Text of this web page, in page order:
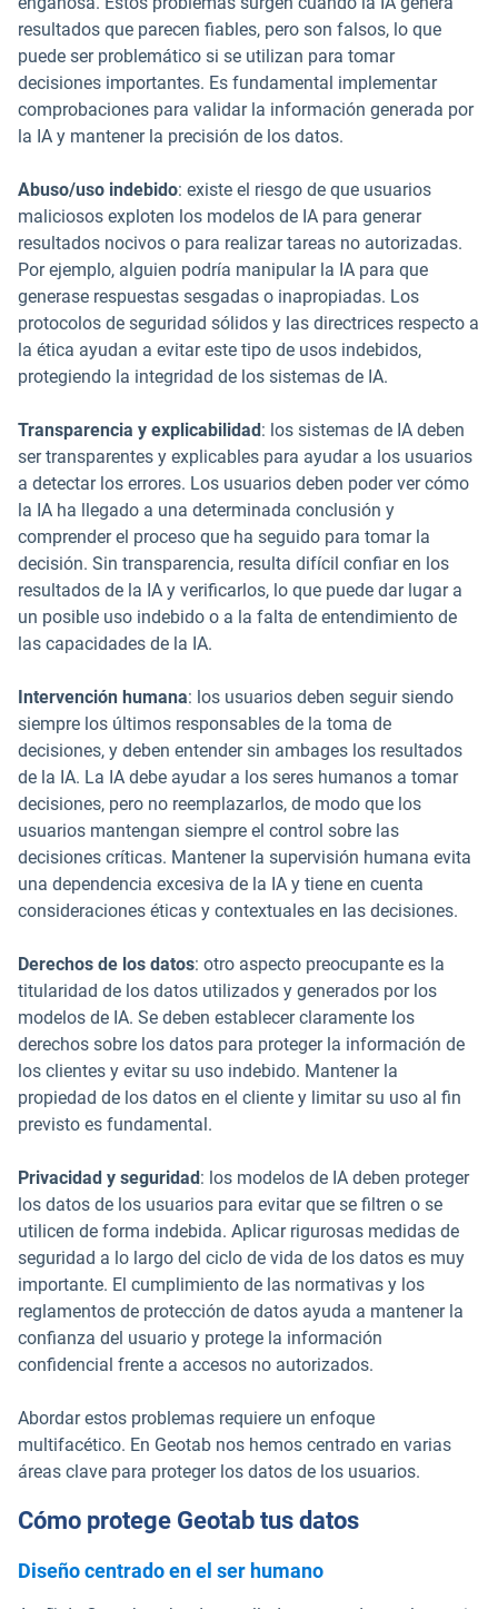
resultados que parecen fiables, pero son falsos, lo que
puede ser problemático si se utilizan para tomar
decisiones importantes. Es fundamental implementar
comprobaciones para validar la información generada por
la IA y mantener la precisión de los datos.
Abuso/uso indebido: existe el riesgo de que usuarios
maliciosos exploten los modelos de IA para generar
resultados nocivos o para realizar tareas no autorizadas.
Por ejemplo, alguien podría manipular la IA para que
generase respuestas sesgadas o inapropiadas. Los
protocolos de seguridad sólidos y las directrices respecto a
la ética ayudan a evitar este tipo de usos indebidos,
protegiendo la integridad de los sistemas de IA.
Transparencia y explicabilidad : los sistemas de IA deben
ser transparentes y explicables para ayudar a los usuarios
a detectar los errores. Los usuarios deben poder ver cómo
la IA ha llegado a una determinada conclusión y
comprender el proceso que ha seguido para tomar la
decisión. Sin transparencia, resulta difícil confiar en los
resultados de la IA y verificarlos, lo que puede dar lugar a
un posible uso indebido o a la falta de entendimiento de
las capacidades de la IA.
Intervención humana: los usuarios deben seguir siendo
siempre los últimos responsables de la toma de
decisiones, y deben entender sin ambages los resultados
de la IA. La IA debe ayudar a los seres humanos a tomar
decisiones, pero no reemplazarlos, de modo que los
usuarios mantengan siempre el control sobre las
decisiones críticas. Mantener la supervisión humana evita
una dependencia excesiva de la IA y tiene en cuenta
consideraciones éticas y contextuales en las decisiones.
Derechos de los datos: otro aspecto preocupante es la
titularidad de los datos utilizados y generados por los
modelos de IA. Se deben establecer claramente los
derechos sobre los datos para proteger la información de
los clientes y evitar su uso indebido. Mantener la
propiedad de los datos en el cliente y limitar su uso al fin
previsto es fundamental.
Privacidad y seguridad : los modelos de IA deben proteger
los datos de los usuarios para evitar que se filtren o se
utilicen de forma indebida. Aplicar rigurosas medidas de
seguridad a lo largo del ciclo de vida de los datos es muy
importante. El cumplimiento de las normativas y los
reglamentos de protección de datos ayuda a mantener la
confianza del usuario y protege la información
confidencial frente a accesos no autorizados.
Abordar estos problemas requiere un enfoque
multifacético. En Geotab nos hemos centrado en varias
áreas clave para proteger los datos de los usuarios.
Cómo protege Geotab tus datos
Diseño centrado en el ser humano